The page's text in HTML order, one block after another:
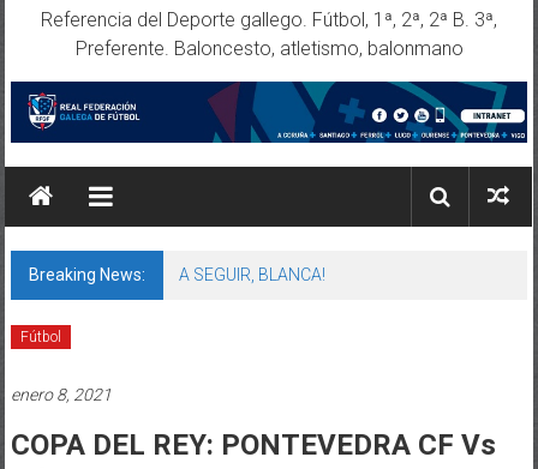
Referencia del Deporte gallego. Fútbol, 1ª, 2ª, 2ª B. 3ª,
Preferente. Baloncesto, atletismo, balonmano
Breaking News: A SEGUIR, BLANCA!
Fútbol
enero 8, 2021
COPA DEL REY: PONTEVEDRA CF Vs